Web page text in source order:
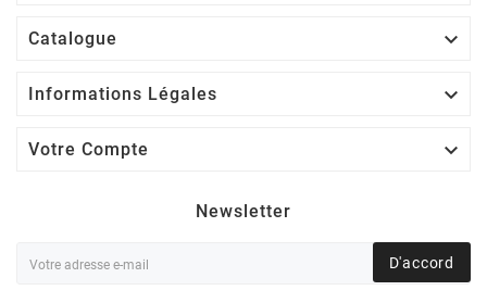
Catalogue 
Informations Légales 
Votre Compte 
Newsletter
D'accord